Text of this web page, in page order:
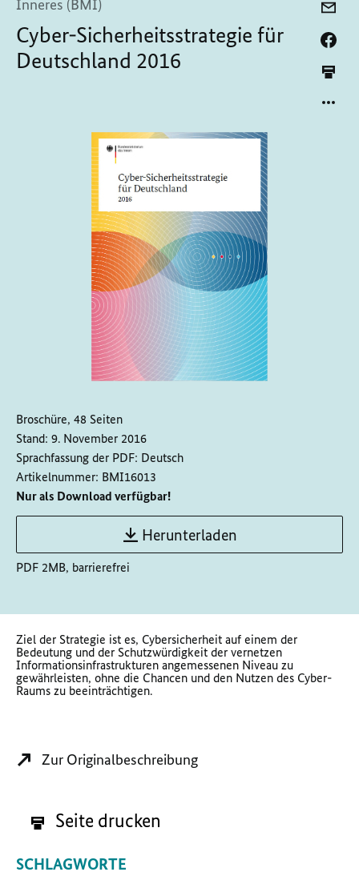
Inneres (BMI)
Cyber-Sicherheitsstrategie für
Deutschland 2016
Broschüre, 48 Seiten
Stand: 9. November 2016
Sprachfassung der PDF: Deutsch
Artikelnummer: BMI16013
Nur als Download verfügbar!
Herunterladen
PDF 2MB, barrierefrei
Ziel der Strategie ist es, Cybersicherheit auf einem der
Bedeutung und der Schutzwürdigkeit der vernetzen
Informationsinfrastrukturen angemessenen Niveau zu
gewährleisten, ohne die Chancen und den Nutzen des Cyber-
Raums zu beeinträchtigen.
Zur Originalbeschreibung
Seite drucken
SCHLAGWORTE